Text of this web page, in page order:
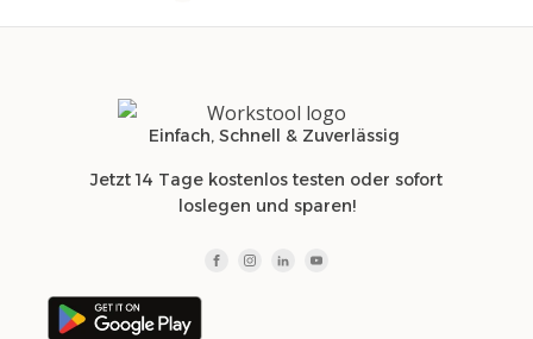
Einfach, Schnell & Zuverlässig
Jetzt 14 Tage kostenlos testen oder sofort
loslegen und sparen!